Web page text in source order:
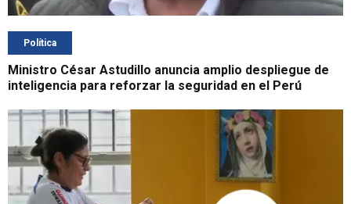
Política
Ministro César Astudillo anuncia amplio despliegue de
inteligencia para reforzar la seguridad en el Perú